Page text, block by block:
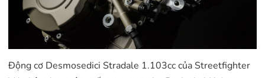
Động cơ Desmosedici Stradale 1.103cc của Streetfighter